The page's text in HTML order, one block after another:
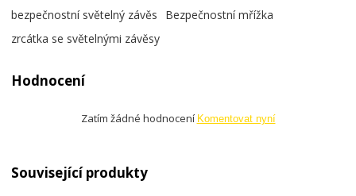
bezpečnostní světelný závěs
Bezpečnostní mřížka
zrcátka se světelnými závěsy
Hodnocení
Zatím žádné hodnocení Komentovat nyní
Související produkty